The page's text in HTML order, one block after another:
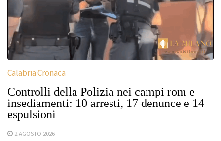
Calabria Cronaca
Controlli della Polizia nei campi rom e
insediamenti: 10 arresti, 17 denunce e 14
espulsioni
2 AGOSTO 2026